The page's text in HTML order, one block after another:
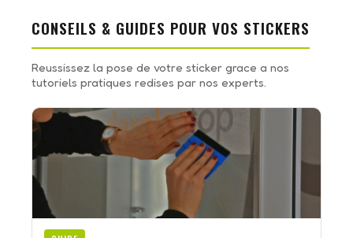
CONSEILS & GUIDES POUR VOS STICKERS
Reussissez la pose de votre sticker grace a nos
tutoriels pratiques redises par nos experts.